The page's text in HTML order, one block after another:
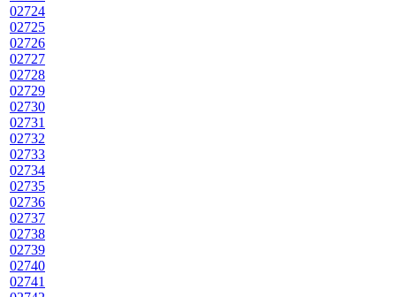
02724
02725
02726
02727
02728
02729
02730
02731
02732
02733
02734
02735
02736
02737
02738
02739
02740
02741